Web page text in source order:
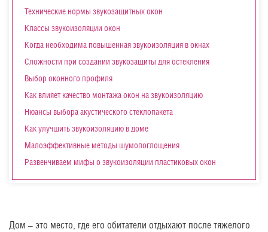
Технические нормы звукозащитных окон
Классы звукоизоляции окон
Когда необходима повышенная звукоизоляция в окнах
Сложности при создании звукозащиты для остекления
Выбор оконного профиля
Как влияет качество монтажа окон на звукоизоляцию
Нюансы выбора акустического стеклопакета
Как улучшить звукоизоляцию в доме
Малоэффективные методы шумопоглощения
Развенчиваем мифы о звукоизоляции пластиковых окон
Дом – это место, где его обитатели отдыхают после тяжелого